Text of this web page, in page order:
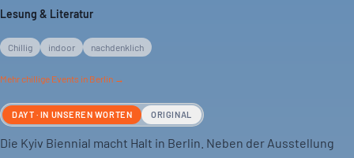
Lesung & Literatur
Chillig indoor nachdenklich
Mehrchillige Events in Berlin →
DAYT · IN UNSEREN WORTEN ORIGINAL
Die Kyiv Biennial macht Halt in Berlin. Neben der Ausstellung